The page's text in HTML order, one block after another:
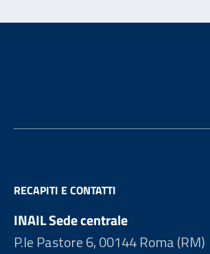
RECAPITI E CONTATTI
INAIL Sede centrale
P.le Pastore 6, 00144 Roma (RM)